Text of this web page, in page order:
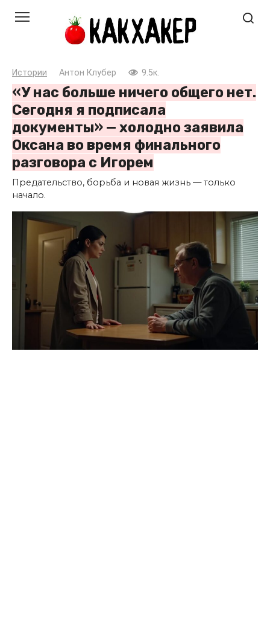
Истории Антон Клубер 9.5к.
«У нас больше ничего общего нет.
Сегодня я подписала
документы» — холодно заявила
Оксана во время финального
разговора с Игорем
Предательство, борьба и новая жизнь — только
начало.